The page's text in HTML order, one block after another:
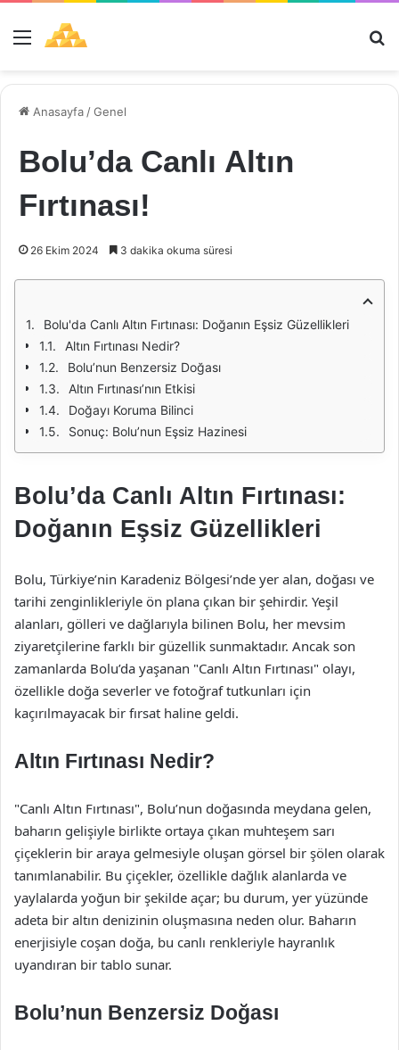
Menü
Anasayfa /Genel
Bolu’da Canlı Altın
Fırtınası!
26 Ekim 2024 3 dakika okuma süresi
Bolu'da Canlı Altın Fırtınası: Doğanın Eşsiz Güzellikleri
Altın Fırtınası Nedir?
Bolu’nun Benzersiz Doğası
Altın Fırtınası’nın Etkisi
Doğayı Koruma Bilinci
Sonuç: Bolu’nun Eşsiz Hazinesi
Bolu’da Canlı Altın Fırtınası:
Doğanın Eşsiz Güzellikleri
Bolu, Türkiye’nin Karadeniz Bölgesi’nde yer alan, doğası ve
tarihi zenginlikleriyle ön plana çıkan bir şehirdir. Yeşil
alanları, gölleri ve dağlarıyla bilinen Bolu, her mevsim
ziyaretçilerine farklı bir güzellik sunmaktadır. Ancak son
zamanlarda Bolu’da yaşanan "Canlı Altın Fırtınası" olayı,
özellikle doğa severler ve fotoğraf tutkunları için
kaçırılmayacak bir fırsat haline geldi.
Altın Fırtınası Nedir?
"Canlı Altın Fırtınası", Bolu’nun doğasında meydana gelen,
baharın gelişiyle birlikte ortaya çıkan muhteşem sarı
çiçeklerin bir araya gelmesiyle oluşan görsel bir şölen olarak
tanımlanabilir. Bu çiçekler, özellikle dağlık alanlarda ve
yaylalarda yoğun bir şekilde açar; bu durum, yer yüzünde
adeta bir altın denizinin oluşmasına neden olur. Baharın
enerjisiyle coşan doğa, bu canlı renkleriyle hayranlık
uyandıran bir tablo sunar.
Bolu’nun Benzersiz Doğası